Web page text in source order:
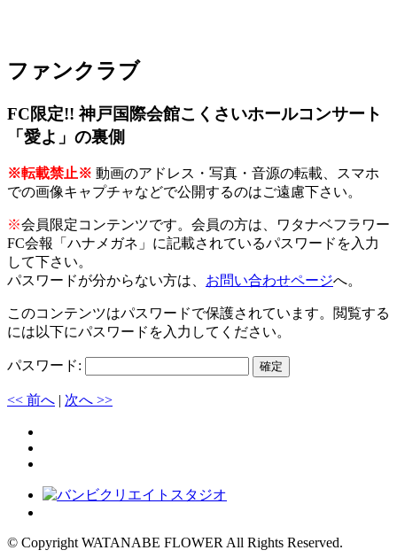
ファンクラブ
FC限定!! 神戸国際会館こくさいホールコンサート
「愛よ」の裏側
※転載禁止※ 動画のアドレス・写真・音源の転載、スマホ
での画像キャプチャなどで公開するのはご遠慮下さい。
※会員限定コンテンツです。会員の方は、ワタナベフラワー
FC会報「ハナメガネ」に記載されているパスワードを入力
して下さい。
パスワードが分からない方は、 お問い合わせページへ。
このコンテンツはパスワードで保護されています。閲覧する
には以下にパスワードを入力してください。
パスワード:
<< 前へ | 次へ >>
© Copyright WATANABE FLOWER All Rights Reserved.